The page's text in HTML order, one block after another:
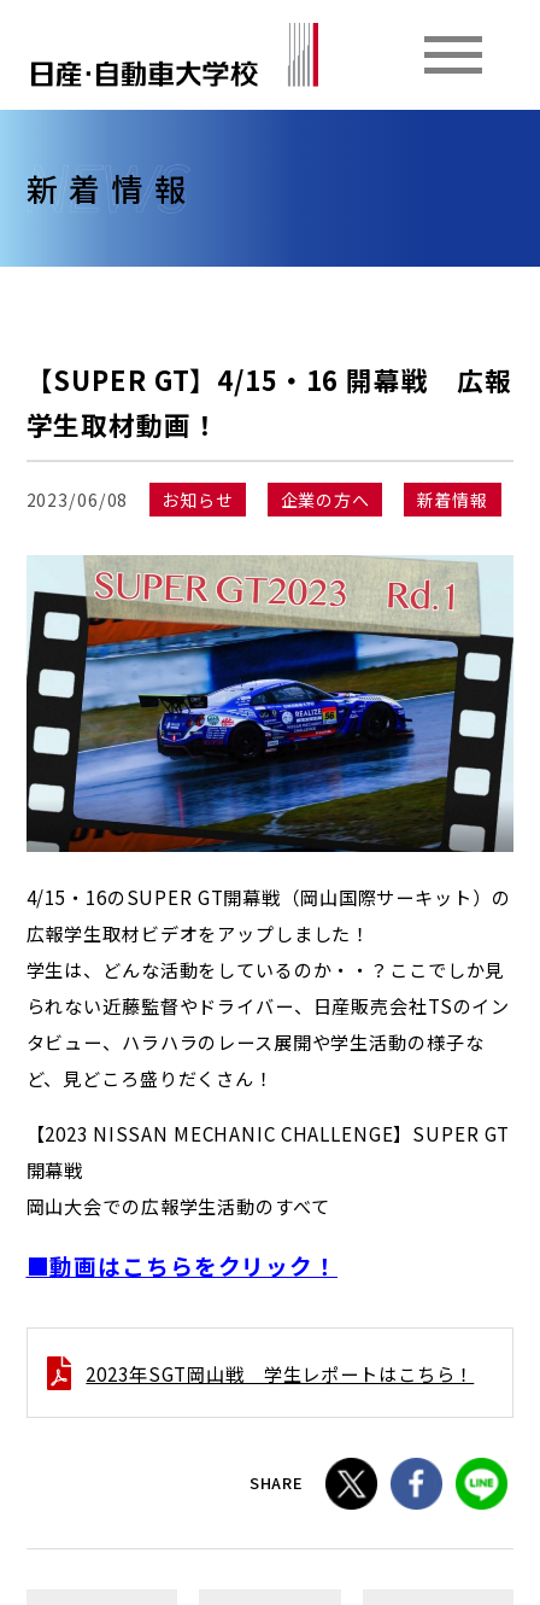
新着情報
【SUPER GT】4/15・16 開幕戦 広報
学生取材動画！
2023/06/08 お知らせ 企業の方へ 新着情報
4/15・16のSUPER GT開幕戦（岡山国際サーキット）の
広報学生取材ビデオをアップしました！
学生は、どんな活動をしているのか・・？ここでしか見
られない近藤監督やドライバー、日産販売会社TSのイン
タビュー、ハラハラのレース展開や学生活動の様子な
ど、見どころ盛りだくさん！
【2023 NISSAN MECHANIC CHALLENGE】SUPER GT
開幕戦
岡山大会での広報学生活動のすべて
■動画はこちらをクリック！
2023年SGT岡山戦 学生レポートはこちら！
SHARE